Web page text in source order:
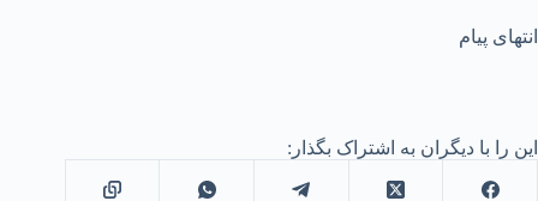
انتهای پیام
این را با دیگران به اشتراک بگذار: